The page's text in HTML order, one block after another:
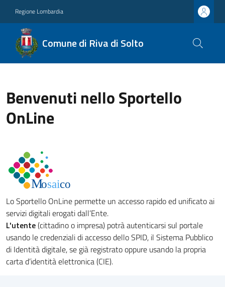
Regione Lombardia
Comune di Riva di Solto
Benvenuti nello Sportello
OnLine
Lo Sportello OnLine permette un accesso rapido ed unificato ai
servizi digitali erogati dall’Ente.
L'utente(cittadino o impresa) potrà autenticarsi sul portale
usando le credenziali di accesso dello SPID, il Sistema Pubblico
di Identità digitale, se già registrato oppure usando la propria
carta d’identità elettronica (CIE).